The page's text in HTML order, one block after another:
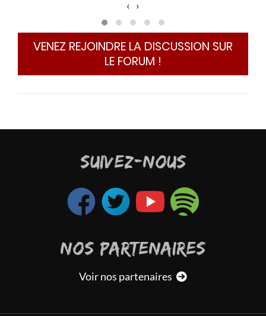
‹ ›
VENEZ REJOINDRE LA DISCUSSION SUR
LE FORUM !
SUIVEZ-NOUS
NOS PARTENAIRES
Voir nos partenaires